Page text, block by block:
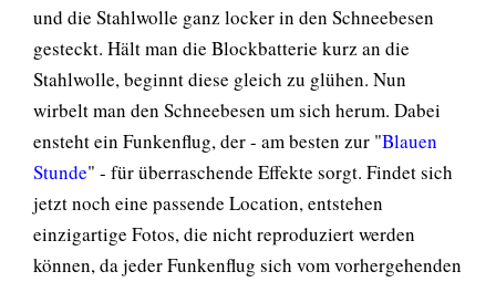
und die Stahlwolle ganz locker in den Schneebesen
gesteckt. Hält man die Blockbatterie kurz an die
Stahlwolle, beginnt diese gleich zu glühen. Nun
wirbelt man den Schneebesen um sich herum. Dabei
ensteht ein Funkenflug, der - am besten zur "Blauen
Stunde" - für überraschende Effekte sorgt. Findet sich
jetzt noch eine passende Location, entstehen
einzigartige Fotos, die nicht reproduziert werden
können, da jeder Funkenflug sich vom vorhergehenden